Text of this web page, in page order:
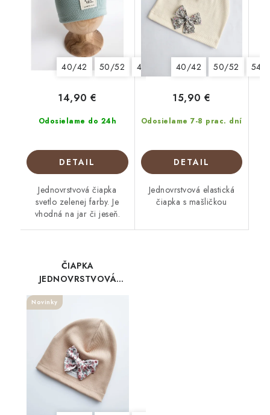
40/42 50/52 44/46 48/50
Odosielame do 24h
14,90 €
DETAIL
Jednovrstvová čiapka
svetlo zelenej farby. Je
vhodná na jar či jeseň.
40/42 50/52 54/
Odosielame 7-8 prac. dní
15,90 €
DETAIL
Jednovrstvová elastická
čiapka s mašličkou
ČIAPKA
JEDNOVRSTVOVÁ
Toffie +mašlička kvety
Novinky